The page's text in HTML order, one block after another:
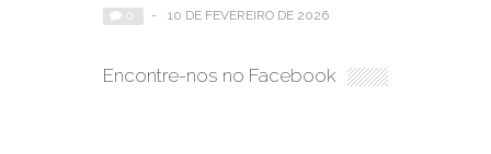
- 10 DE FEVEREIRO DE 2026
Encontre-nos no Facebook